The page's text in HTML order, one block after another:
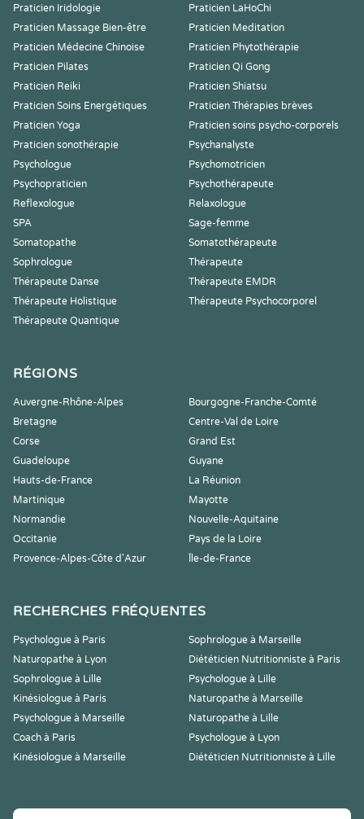
Praticien Iridologie
Praticien LaHoChi
Praticien Massage Bien-être
Praticien Meditation
Praticien Médecine Chinoise
Praticien Phytothérapie
Praticien Pilates
Praticien Qi Gong
Praticien Reiki
Praticien Shiatsu
Praticien Soins Energétiques
Praticien Thérapies brèves
Praticien Yoga
Praticien soins psycho-corporels
Praticien sonothérapie
Psychanalyste
Psychologue
Psychomotricien
Psychopraticien
Psychothérapeute
Reflexologue
Relaxologue
SPA
Sage-femme
Somatopathe
Somatothérapeute
Sophrologue
Thérapeute
Thérapeute Danse
Thérapeute EMDR
Thérapeute Holistique
Thérapeute Psychocorporel
Thérapeute Quantique
RÉGIONS
Auvergne-Rhône-Alpes
Bourgogne-Franche-Comté
Bretagne
Centre-Val de Loire
Corse
Grand Est
Guadeloupe
Guyane
Hauts-de-France
La Réunion
Martinique
Mayotte
Normandie
Nouvelle-Aquitaine
Occitanie
Pays de la Loire
Provence-Alpes-Côte d'Azur
Île-de-France
RECHERCHES FRÉQUENTES
Psychologue à Paris
Sophrologue à Marseille
Naturopathe à Lyon
Diététicien Nutritionniste à Paris
Sophrologue à Lille
Psychologue à Lille
Kinésiologue à Paris
Naturopathe à Marseille
Psychologue à Marseille
Naturopathe à Lille
Coach à Paris
Psychologue à Lyon
Kinésiologue à Marseille
Diététicien Nutritionniste à Lille